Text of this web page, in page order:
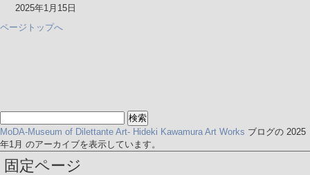
2025年1月15日
ページトップへ
索:
MoDA-Museum of Dilettante Art- Hideki Kawamura Art Works ブログの 2025
年1月 のアーカイブを表示しています。
固定ページ